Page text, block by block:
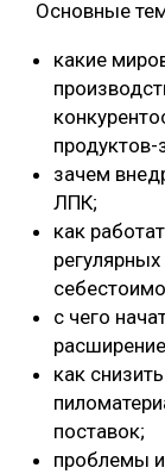
Основные
какие
продуктов-
зачем
ЛПК;
как
с чего
как
поставок;
проблемы